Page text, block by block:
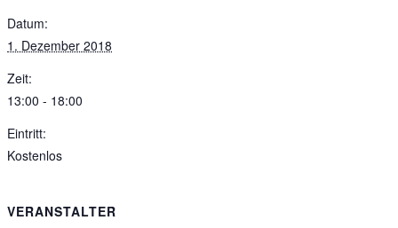
Datum:
1. Dezember 2018
Zeit:
13:00 - 18:00
Eintritt:
Kostenlos
VERANSTALTER